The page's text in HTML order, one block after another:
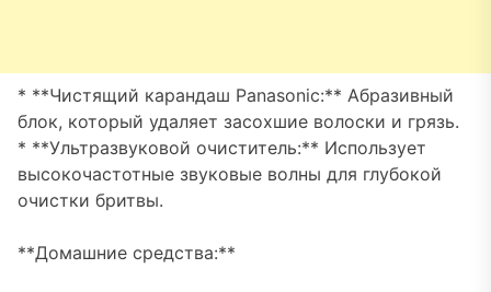
* **Чистящий карандаш Panasonic:** Абразивный
блок, который удаляет засохшие волоски и грязь.
* **Ультразвуковой очиститель:** Использует
высокочастотные звуковые волны для глубокой
очистки бритвы.
**Домашние средства:**